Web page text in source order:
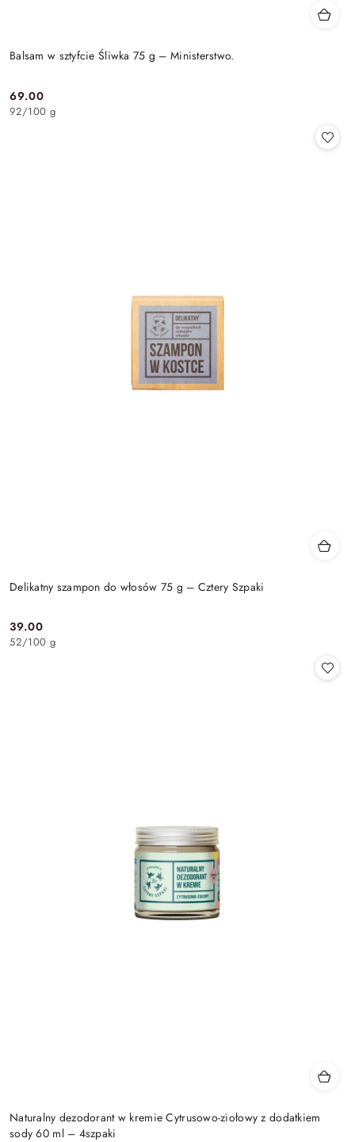
Balsam w sztyfcie Śliwka 75 g – Ministerstwo.
Cena:
69.00
92/100 g
Delikatny szampon do włosów 75 g – Cztery Szpaki
Cena:
39.00
52/100 g
Naturalny dezodorant w kremie Cytrusowo-ziołowy z dodatkiem
sody 60 ml – 4szpaki